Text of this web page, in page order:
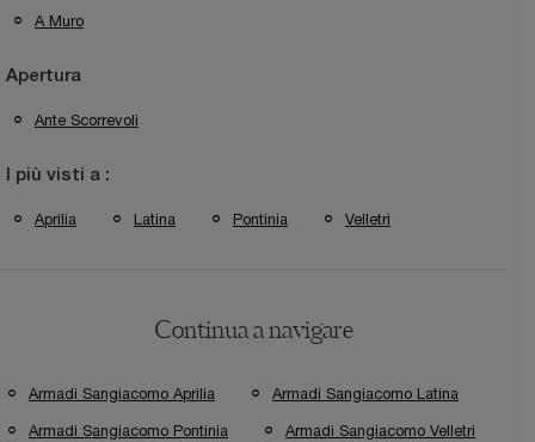
A Muro
Apertura
Ante Scorrevoli
I più visti a :
Aprilia Latina Pontinia Velletri
Continua a navigare
Armadi Sangiacomo Aprilia Armadi Sangiacomo Latina
Armadi Sangiacomo Pontinia Armadi Sangiacomo Velletri